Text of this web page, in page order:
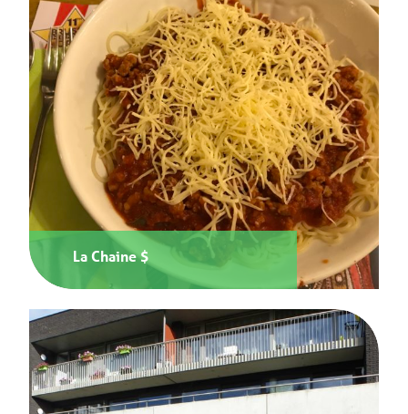
La Chaine $